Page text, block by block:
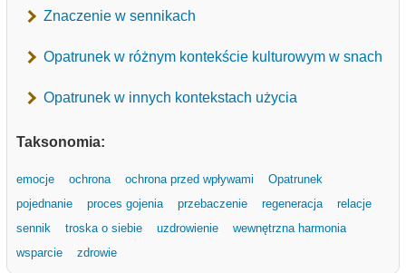
Znaczenie w sennikach
Opatrunek w różnym kontekście kulturowym w snach
Opatrunek w innych kontekstach użycia
Taksonomia:
emocje ochrona ochrona przed wpływami
Opatrunek
pojednanie
proces gojenia przebaczenie regeneracja
relacje
sennik
troska o siebie uzdrowienie
wewnętrzna harmonia
wsparcie
zdrowie